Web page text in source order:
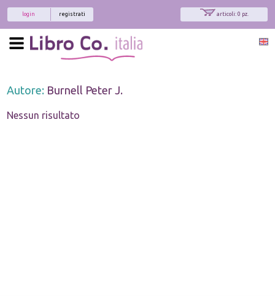
articoli: 0 pz.
registrati
login
Autore: Burnell Peter J.
Nessun risultato